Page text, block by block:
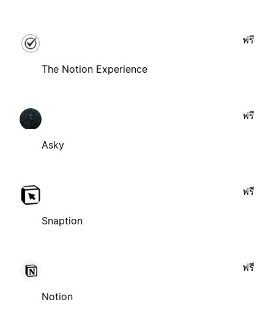
The Notion Experience
ฟรี
Asky
ฟรี
Snaption
ฟรี
Notion
ฟรี